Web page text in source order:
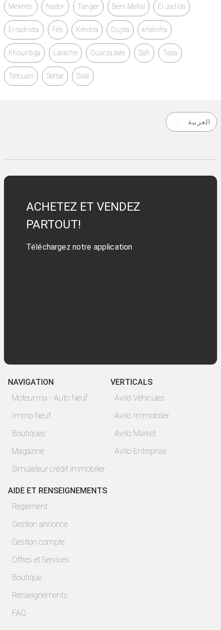
Meknès Nador Tanger Béni Mellal El Jadida
Errachidia Fès Kénitra Oujda khénifra
Khouribga Larache Ouarzazate Safi Taza
Tétouan Settat Salé
العربية
ACHETEZ ET VENDEZ
PARTOUT!
Téléchargez notre application
NAVIGATION
Moteur.ma - Auto Neuf
Immo Neuf
Boutiques
Magazine
Simulateur crédit immobilier
VERTICALS
Avito Véhicules
Avito Immobilier
Avito Market
Avito Entreprise
AIDE ET RENSEIGNEMENTS
Règlement
Gestion annonce
Gestion compte
Offres et Services
Boutique
Renseignements
FAQ